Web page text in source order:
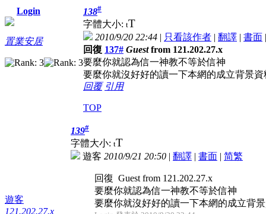
Login
置業安居
138#
字體大小: tT
2010/9/20 22:44 | 只看該作者 | 翻譯 | 書面
回復 137# Guestfrom 121.202.27.x
要麼你就認為信一神教不等於信神
要麼你就沒好好的讀一下本網的成立背景資
回覆 引用
TOP
遊客
121.202.27.x
139#
字體大小: tT
遊客 2010/9/21 20:50 | 翻譯 | 書面 | 简繁
回復 Guest from 121.202.27.x
要麼你就認為信一神教不等於信神
要麼你就沒好好的讀一下本網的成立背